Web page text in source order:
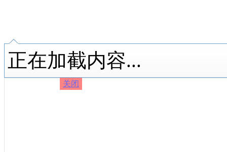
正在加截内容...
关闭